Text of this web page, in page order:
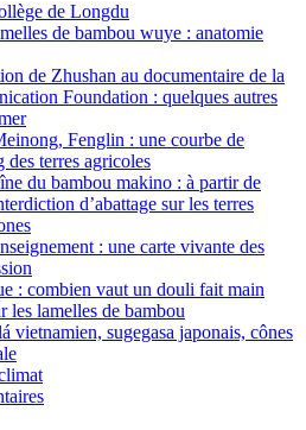
de Longdu
de bambou wuye : anatomie
de Zhushan au documentaire de la
Foundation : quelques autres
Fenglin : une courbe de
des terres agricoles
du bambou makino : à partir de
d’abattage sur les terres
: une carte vivante des
: combien vaut un douli fait main
les lamelles de bambou
vietnamien, sugegasa japonais, cônes